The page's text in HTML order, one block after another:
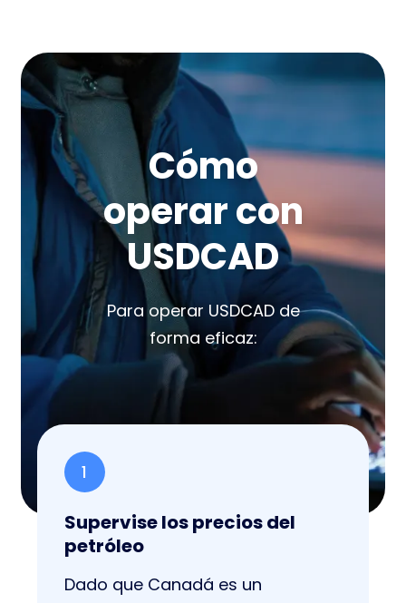
Cómo
operar con
USDCAD
Para operar USDCAD de
forma eficaz:
1
Supervise los precios del
petróleo
Dado que Canadá es un